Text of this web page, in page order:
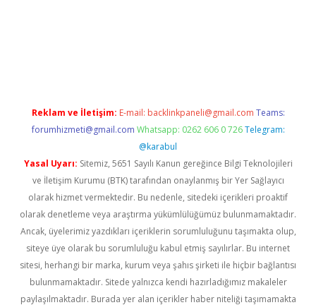
Reklam ve İletişim: E-mail: backlinkpaneli@gmail.com Teams:
forumhizmeti@gmail.com Whatsapp: 0262 606 0 726 Telegram:
@karabul
Yasal Uyarı: Sitemiz, 5651 Sayılı Kanun gereğince Bilgi Teknolojileri
ve İletişim Kurumu (BTK) tarafından onaylanmış bir Yer Sağlayıcı
olarak hizmet vermektedir. Bu nedenle, sitedeki içerikleri proaktif
olarak denetleme veya araştırma yükümlülüğümüz bulunmamaktadır.
Ancak, üyelerimiz yazdıkları içeriklerin sorumluluğunu taşımakta olup,
siteye üye olarak bu sorumluluğu kabul etmiş sayılırlar. Bu internet
sitesi, herhangi bir marka, kurum veya şahıs şirketi ile hiçbir bağlantısı
bulunmamaktadır. Sitede yalnızca kendi hazırladığımız makaleler
paylaşılmaktadır. Burada yer alan içerikler haber niteliği taşımamakta